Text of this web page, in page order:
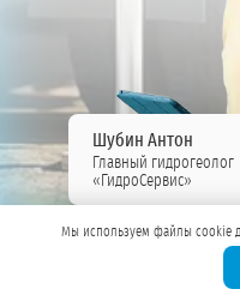
Шубин Антон
Главный гидрогеолог
«ГидроСервис»
Мы используем файлы cookie